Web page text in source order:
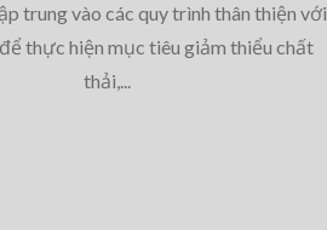
trung vào các quy trình thân thiện với
thực hiện mục tiêu giảm thiểu chất
thải,...